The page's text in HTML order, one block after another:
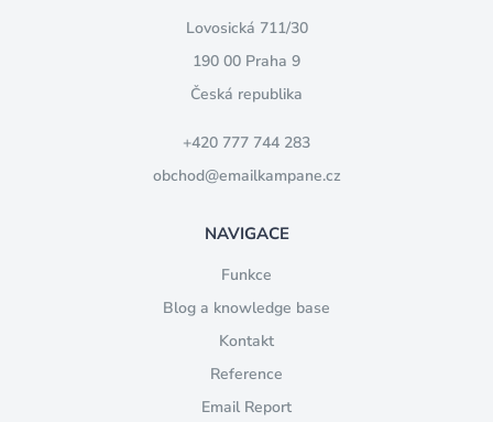
Lovosická 711/30
190 00 Praha 9
Česká republika
+420 777 744 283
obchod@emailkampane.cz
NAVIGACE
Funkce
Blog a knowledge base
Kontakt
Reference
Email Report